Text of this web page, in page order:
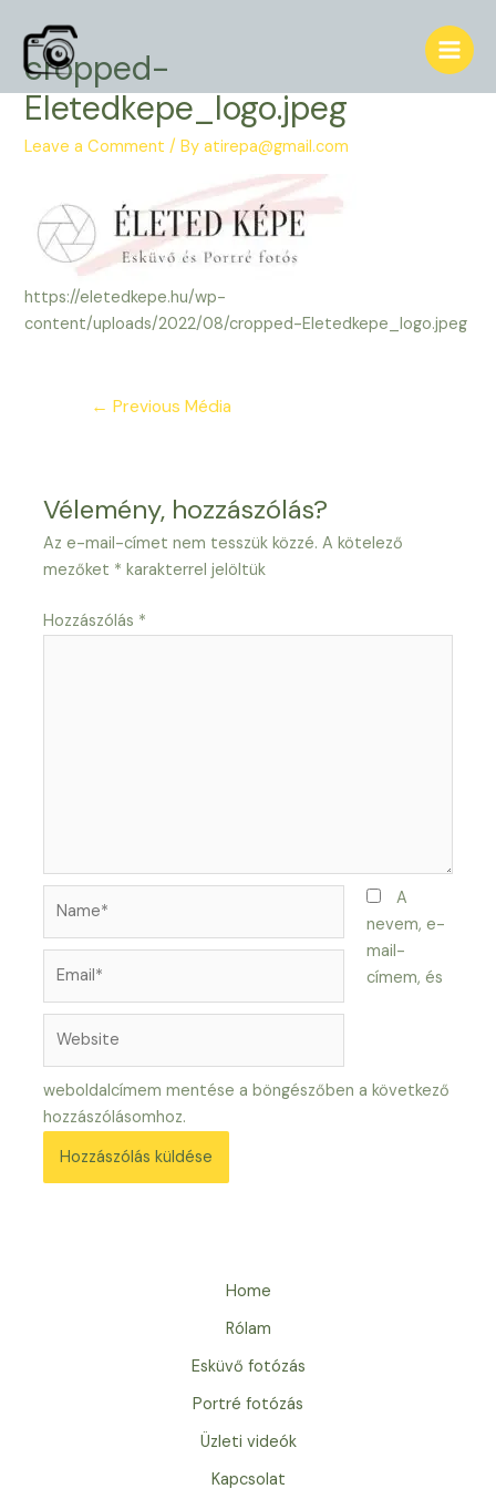
content
Main
cropped-
Eletedkepe_logo.jpeg
Leave a Comment / Byatirepa@gmail.com
https://eletedkepe.hu/wp-
content/uploads/2022/08/cropped-Eletedkepe_logo.jpeg
Bejegyzés
← Previous Média
Vélemény, hozzászólás?
Az e-mail-címet nem tesszük közzé. A kötelező
mezőket * karakterrel jelöltük
Hozzászólás *
A
nevem, e-
mail-
címem, és
weboldalcímem mentése a böngészőben a következő
hozzászólásomhoz.
Home
Rólam
Esküvő fotózás
Portré fotózás
Üzleti videók
Kapcsolat